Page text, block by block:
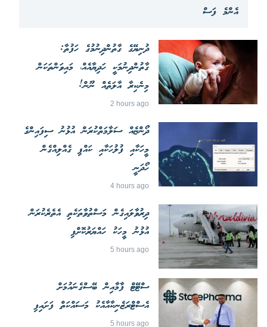
އެންމެ ފަސް
ދުނިޔޭގެ ގާތުންދިނުމުގެ ހަފުތާ:
ގާތުންދިނުމަކީ ހަދިޔާއެއް، މައިވަންތަކަން
މިނެކިރާ އާލަތެއް ނޫން!
2 hours ago
ދޯންޏެއް ސަލާމަތްކުރަން އުޅުނު ސިފައިންގެ
މީހަކާއި ފުލުހަކާއި ކައްޕި ގެއްލިއްގެން
ހޯދަނީ
4 hours ago
ދިރުވާލައިގެން މަސްތުވާތަކެތި އެތެރެކުރަން
އުޅުނު މީހަކު ހައްޔަރުކޮށްފި
5 hours ago
ސްޓޭޓް ފާމާއިން ބޭސްގެނައުމަށް
އެސްޓްރަޒެނިކާއާއެކު މަސައްކަތް ފަށައިފި
5 hours ago